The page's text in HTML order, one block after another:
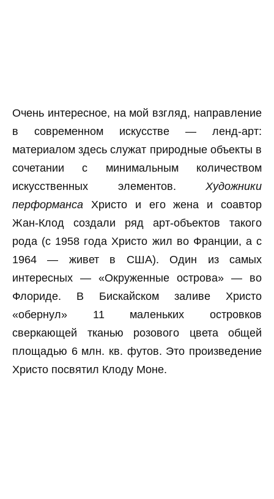
Очень интересное, на мой взгляд, направление
в современном искусстве — ленд-арт:
материалом здесь служат природные объекты в
сочетании с минимальным количеством
искусственных элементов. Художники
перформанса Христо и его жена и соавтор
Жан-Клод создали ряд арт-объектов такого
рода (с 1958 года Христо жил во Франции, а с
1964 — живет в США). Один из самых
интересных — «Окруженные острова» — во
Флориде. В Бискайском заливе Христо
«обернул» 11 маленьких островков
сверкающей тканью розового цвета общей
площадью 6 млн. кв. футов. Это произведение
Христо посвятил Клоду Моне.